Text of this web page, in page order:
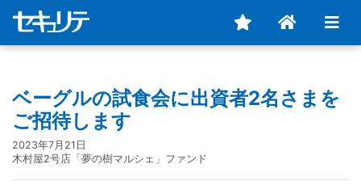
ベーグルの試食会に出資者2名さまを
ご招待します
2023年7月21日
木村屋2号店「夢の樹マルシェ」ファンド